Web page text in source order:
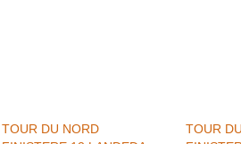
TOUR DU NORD
TOUR